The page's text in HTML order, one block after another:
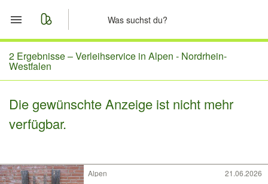
Start
Merkliste
Nachrichten
2 Ergebnisse –Verleihservice in Alpen - Nordrhein-
Westfalen
Die gewünschte Anzeige ist nicht mehr
verfügbar.
Alpen 21.06.2026